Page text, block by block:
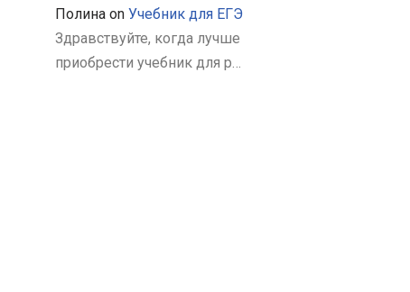
Полина on Учебник для ЕГЭ
Здравствуйте, когда лучше
приобрести учебник для р…